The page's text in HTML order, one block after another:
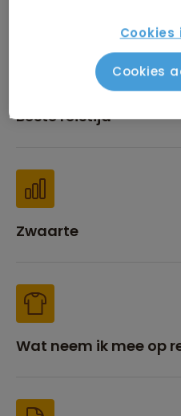
Beste reistijd
Zwaarte
Wat neem ik mee op
Cookies
Cookies